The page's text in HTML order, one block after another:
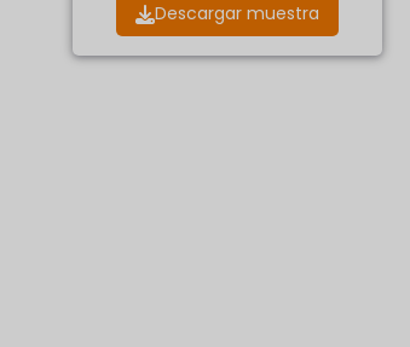
Descargar muestra